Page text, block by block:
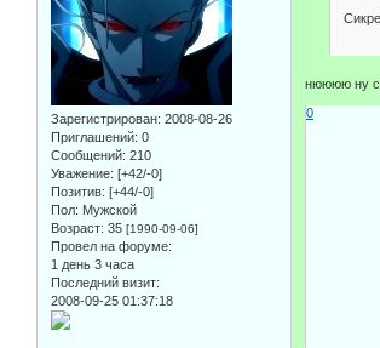
Зарегистрирован: 2008-08-26
Приглашений: 0
Сообщений: 210
Уважение: [+42/-0]
Позитив: [+44/-0]
Пол: Мужской
Возраст: 35 [1990-09-06]
Провел на форуме:
1 день 3 часа
Последний визит:
2008-09-25 01:37:18
нюююю ну
0